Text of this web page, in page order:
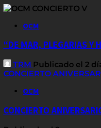
OCM
“DE MAR, PLEGARIAS Y
TRM Publicado el 2
CONCIERTO
OCM
CONCIERTO